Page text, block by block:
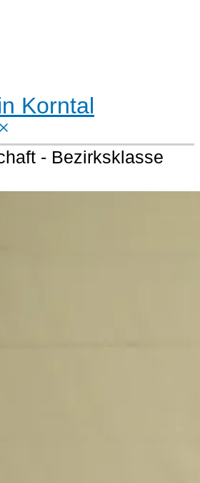
Korntal
- Bezirksklasse